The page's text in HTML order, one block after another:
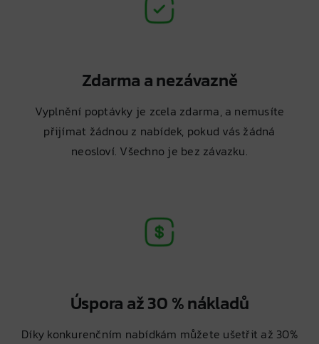
Zdarma a nezávazně
Vyplnění poptávky je zcela zdarma, a nemusíte
přijímat žádnou z nabídek, pokud vás žádná
neosloví. Všechno je bez závazku.
Úspora až 30 % nákladů
Díky konkurenčním nabídkám můžete ušetřit až 30%